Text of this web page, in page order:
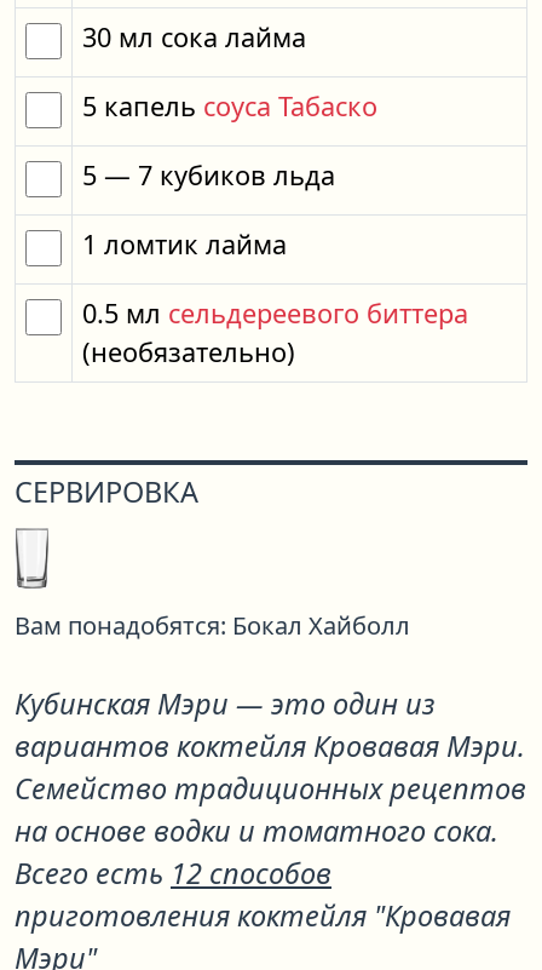
30 мл сока лайма
5 капель соуса Табаско
5 — 7 кубиков льда
1 ломтик лайма
0.5 мл сельдереевого биттера
(необязательно)
СЕРВИРОВКА
Вам понадобятся: Бокал Хайболл
Кубинская Мэри — это один из
вариантов коктейля Кровавая Мэри.
Семейство традиционных рецептов
на основе водки и томатного сока.
Всего есть 12 способов
приготовления коктейля "Кровавая
Мэри"